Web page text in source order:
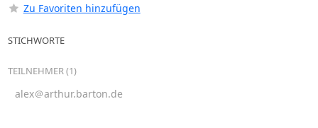
Zu Favoriten hinzufügen
STICHWORTE
TEILNEHMER (1)
alex＠arthur.barton.de